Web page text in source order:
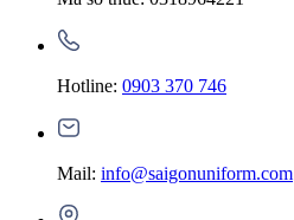
Hotline: 0903 370 746
Mail: info@saigonuniform.com